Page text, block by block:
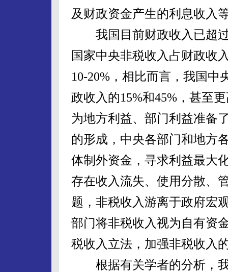
及财政资金产生的利息收入
我国目前财政收入已超过
国家中央非税收入占财政收
10-20%，相比而言，我国
政收入的15%和45%，甚至
为地方利益、部门利益准备
的形成，中央各部门和地方
体制外资金，寻求利益最大
存在收入流失、使用分散、
题，非税收入游离于政府宏
部门将非税收入视为自有资
税收入立法，加强非税收入
根据有关学者的分析，我